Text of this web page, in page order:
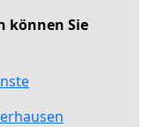
können Sie